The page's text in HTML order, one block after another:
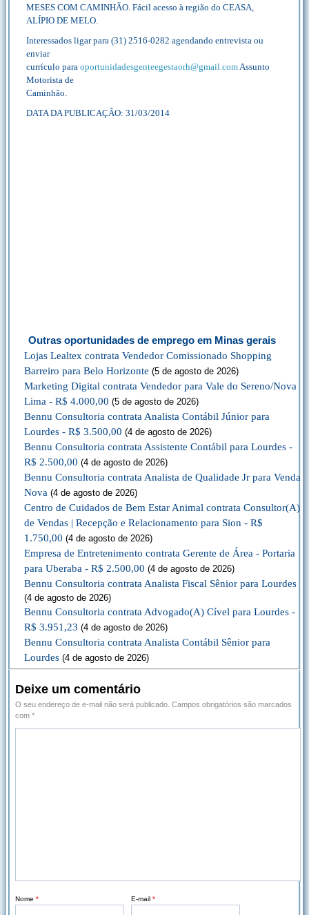
MESES COM CAMINHÃO. Fácil acesso à região do CEASA,
ALÍPIO DE MELO.
Interessados ligar para (31) 2516-0282 agendando entrevista ou
enviar
currículo para oportunidadesgenteegestaorh@gmail.comAssunto
Motorista de
Caminhão.
DATA DA PUBLICAÇÃO: 31/03/2014
Outras oportunidades de emprego em Minas gerais
Lojas Lealtex contrata Vendedor Comissionado Shopping
Barreiro para Belo Horizonte (5 de agosto de 2026)
Marketing Digital contrata Vendedor para Vale do Sereno/Nova
Lima - R$ 4.000,00 (5 de agosto de 2026)
Bennu Consultoria contrata Analista Contábil Júnior para
Lourdes - R$ 3.500,00 (4 de agosto de 2026)
Bennu Consultoria contrata Assistente Contábil para Lourdes -
R$ 2.500,00 (4 de agosto de 2026)
Bennu Consultoria contrata Analista de Qualidade Jr para Venda
Nova (4 de agosto de 2026)
Centro de Cuidados de Bem Estar Animal contrata Consultor(A)
de Vendas | Recepção e Relacionamento para Sion - R$
1.750,00 (4 de agosto de 2026)
Empresa de Entretenimento contrata Gerente de Área - Portaria
para Uberaba - R$ 2.500,00 (4 de agosto de 2026)
Bennu Consultoria contrata Analista Fiscal Sênior para Lourdes
(4 de agosto de 2026)
Bennu Consultoria contrata Advogado(A) Cível para Lourdes -
R$ 3.951,23 (4 de agosto de 2026)
Bennu Consultoria contrata Analista Contábil Sênior para
Lourdes (4 de agosto de 2026)
Deixe um comentário
O seu endereço de e-mail não será publicado. Campos obrigatórios são marcados
com *
Nome * E-mail *